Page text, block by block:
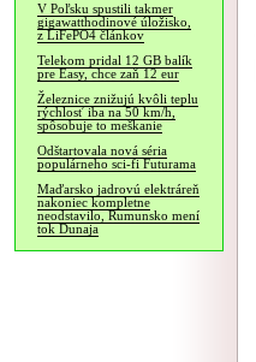
V Poľsku spustili takmer
gigawatthodinové úložisko,
z LiFePO4 článkov
Telekom pridal 12 GB balík
pre Easy, chce zaň 12 eur
Železnice znižujú kvôli teplu
rýchlosť iba na 50 km/h,
spôsobuje to meškanie
Odštartovala nová séria
populárneho sci-fi Futurama
Maďarsko jadrovú elektráreň
nakoniec kompletne
neodstavilo, Rumunsko mení
tok Dunaja